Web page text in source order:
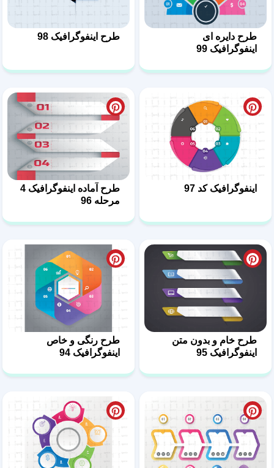
طرح دایره ای
اینفوگرافیک 99
طرح اینفوگرافیک 98
اینفوگرافیک کد 97
طرح آماده اینفوگرافیک 4
مرحله 96
طرح خام و بدون متن
اینفوگرافیک 95
طرح رنگی و خاص
اینفوگرافیک 94